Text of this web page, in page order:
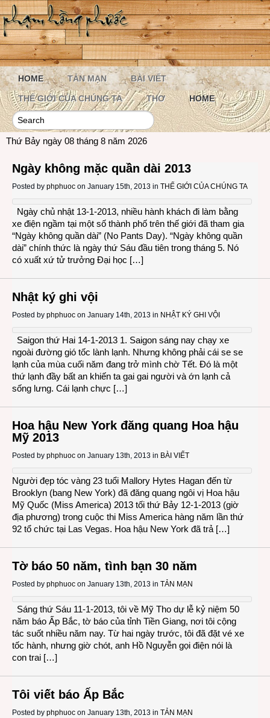
HOME TẢN MẠN BÀI VIẾT
THẾ GIỚI CỦA CHÚNG TA THƠ HOME
Thứ Bảy ngày 08 tháng 8 năm 2026
Ngày không mặc quần dài 2013
Posted by phphuoc on January 15th, 2013 in THẾ GIỚI CỦA CHÚNG TA
Ngày chủ nhật 13-1-2013, nhiều hành khách đi làm bằng
xe điện ngầm tại một số thành phố trên thế giới đã tham gia
“Ngày không quần dài” (No Pants Day). “Ngày không quần
dài” chính thức là ngày thứ Sáu đầu tiên trong tháng 5. Nó
có xuất xứ tử trưởng Đại học […]
Nhật ký ghi vội
Posted by phphuoc on January 14th, 2013 in NHẬT KÝ GHI VỘI
Saigon thứ Hai 14-1-2013 1. Saigon sáng nay chạy xe
ngoài đường gió tốc lành lạnh. Nhưng không phải cái se se
lạnh của mùa cuối năm đang trở mình chờ Tết. Đó là một
thứ lạnh đầy bất an khiến ta gai gai người và ớn lạnh cả
sống lưng. Cái lạnh chực […]
Hoa hậu New York đăng quang Hoa hậu
Mỹ 2013
Posted by phphuoc on January 13th, 2013 in BÀI VIẾT
Người đẹp tóc vàng 23 tuổi Mallory Hytes Hagan đến từ
Brooklyn (bang New York) đã đăng quang ngôi vị Hoa hậu
Mỹ Quốc (Miss America) 2013 tối thứ Bảy 12-1-2013 (giờ
địa phương) trong cuộc thi Miss America hàng năm lần thứ
92 tổ chức tại Las Vegas. Hoa hậu New York đã trả […]
Tờ báo 50 năm, tình bạn 30 năm
Posted by phphuoc on January 13th, 2013 in TẢN MẠN
Sáng thứ Sáu 11-1-2013, tôi về Mỹ Tho dự lễ kỷ niệm 50
năm báo Ấp Bắc, tờ báo của tỉnh Tiền Giang, nơi tôi cộng
tác suốt nhiều năm nay. Từ hai ngày trước, tôi đã đặt vé xe
tốc hành, nhưng giờ chót, anh Hồ Nguyễn gọi điện nói là
con trai […]
Tôi viết báo Ấp Bắc
Posted by phphuoc on January 13th, 2013 in TẢN MẠN